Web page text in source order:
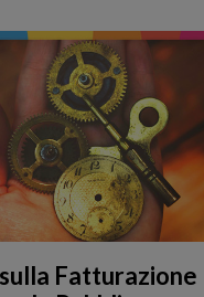
Fatturazione